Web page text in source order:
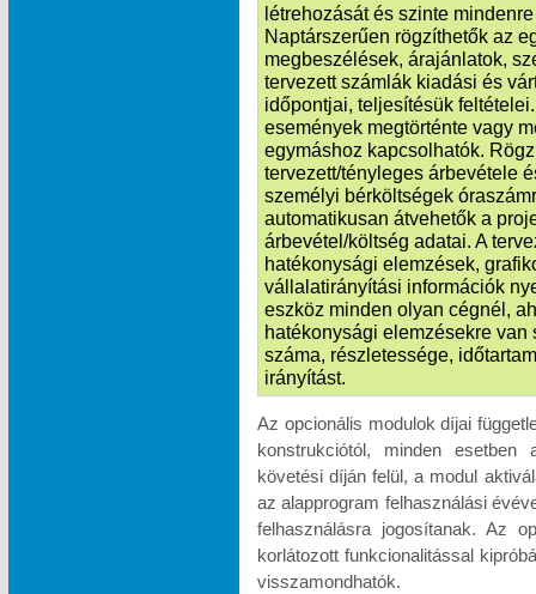
létrehozását és szinte
Naptárszerűen rögzíthetők az
megbeszélések, árajánlatok,
tervezett számlák kiadási és
időpontjai, teljesítésük
események megtörténte vagy
egymáshoz kapcsolhatók.
tervezett/tényleges árbevétele
személyi bérköltségek
automatikusan átvehetők a
árbevétel/költség adatai. A
hatékonysági elemzések,
vállalatirányítási információk
eszköz minden olyan cégnél,
hatékonysági elemzésekre van
száma, részletessége,
irányítást.
Az opcionális modulok díjai
konstrukciótól, minden
követési díján felül, a modul
az alapprogram felhasználási
felhasználásra jogosítanak. Az
korlátozott funkcionalitással
visszamondhatók.